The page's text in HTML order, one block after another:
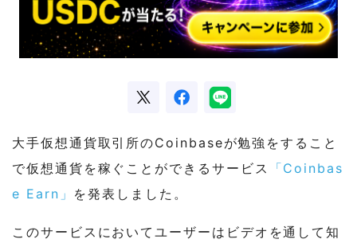
大手仮想通貨取引所のCoinbaseが勉強をすること
で仮想通貨を稼ぐことができるサービス
「Coinbas
e Earn」 を発表しました。
このサービスにおいてユーザーはビデオを通して知